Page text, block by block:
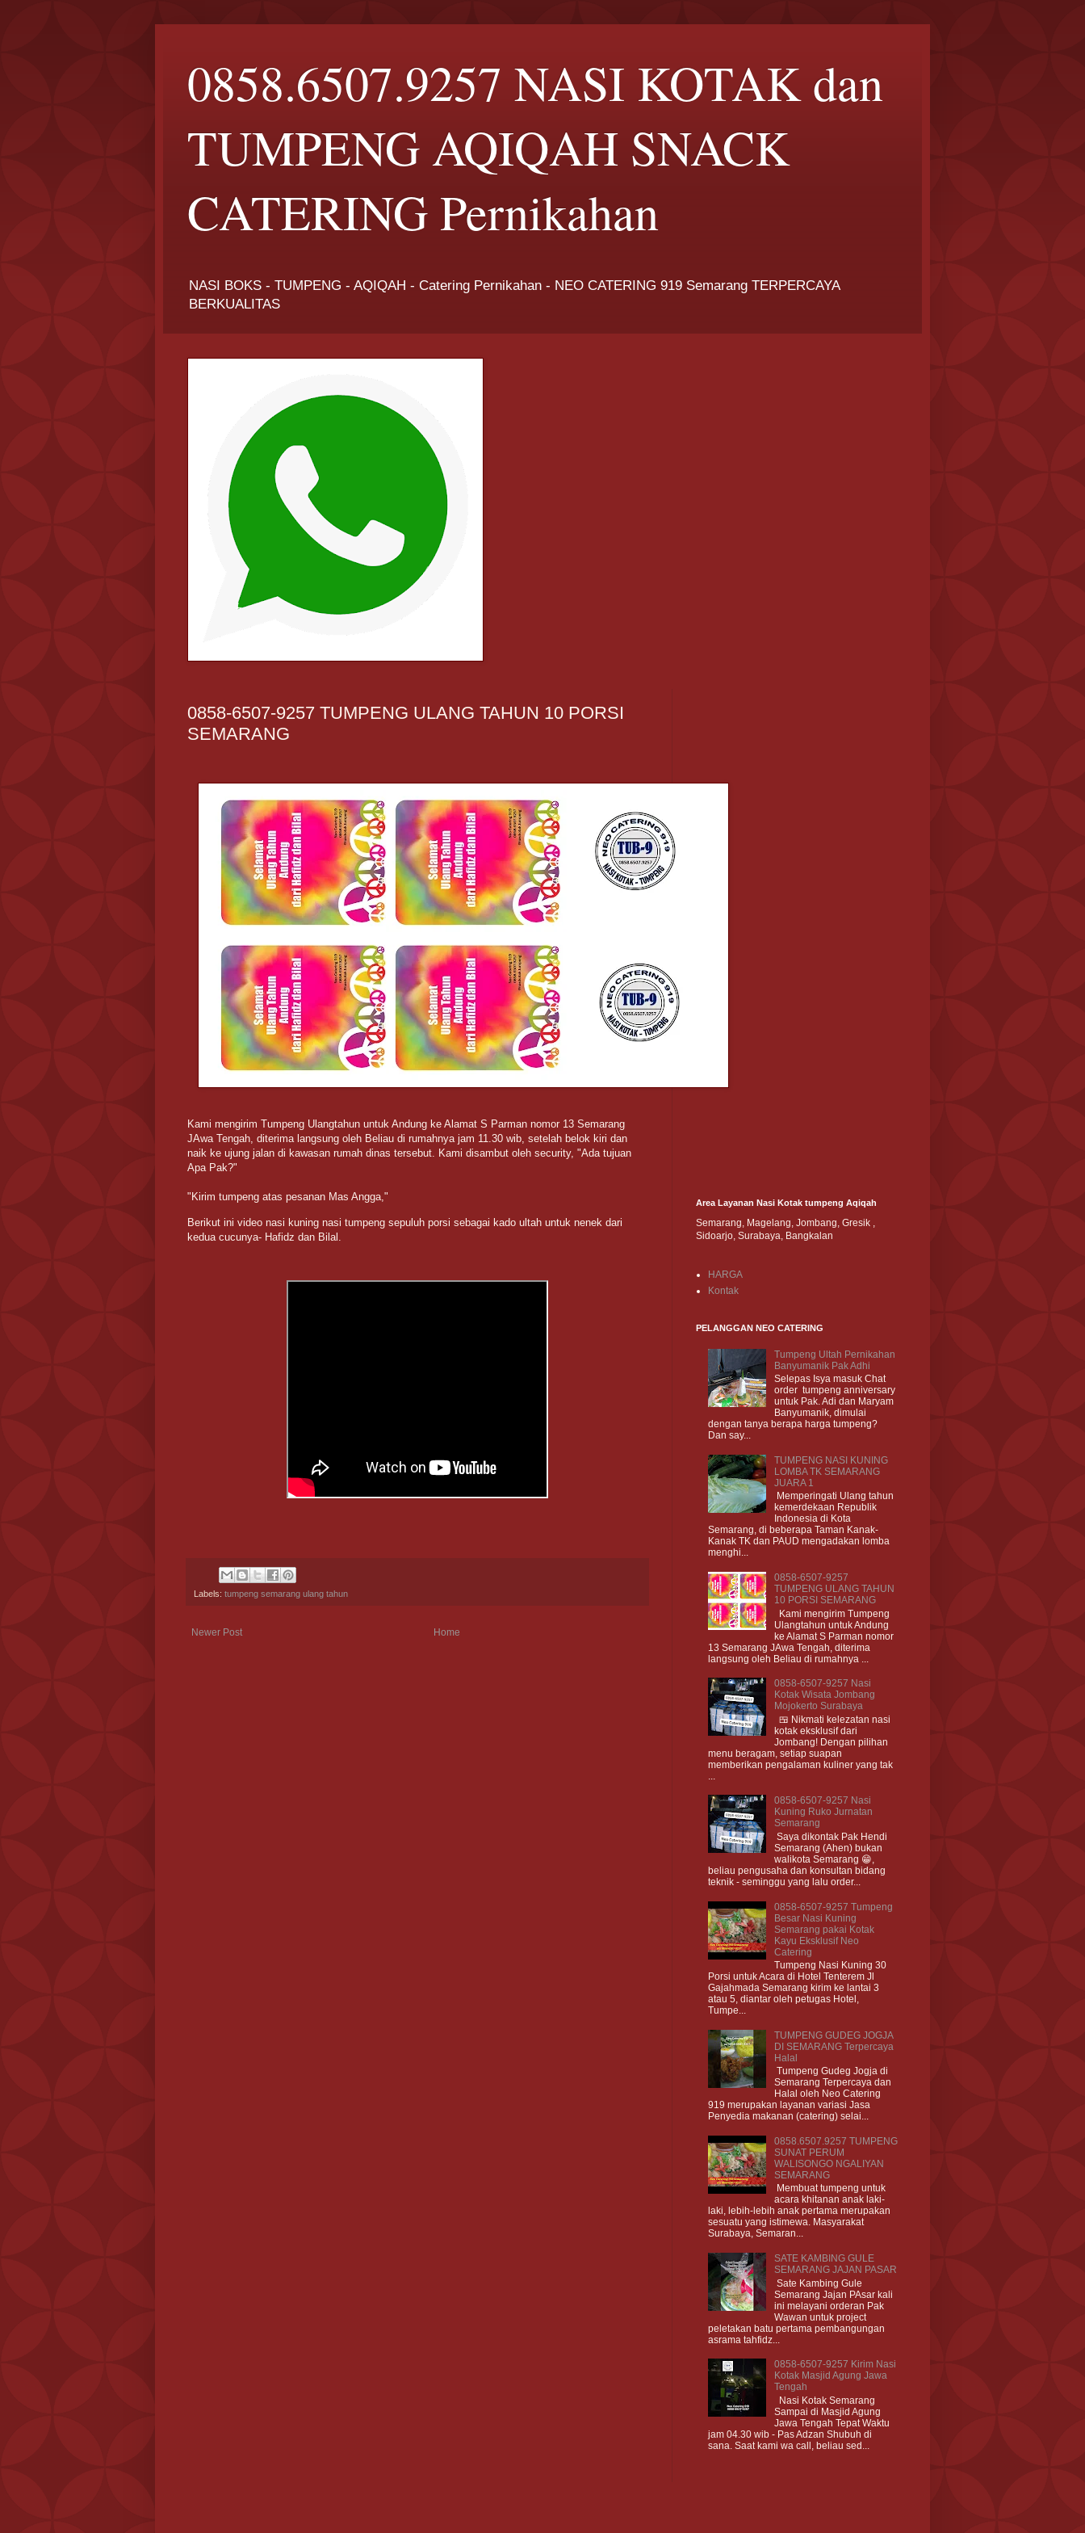
0858.6507.9257 NASI KOTAK dan
TUMPENG AQIQAH SNACK
CATERING Pernikahan
NASI BOKS - TUMPENG - AQIQAH - Catering Pernikahan - NEO CATERING 919 Semarang TERPERCAYA
BERKUALITAS
0858-6507-9257 TUMPENG ULANG TAHUN 10 PORSI
SEMARANG
Kami mengirim Tumpeng Ulangtahun untuk Andung ke Alamat S Parman nomor 13 Semarang
JAwa Tengah, diterima langsung oleh Beliau di rumahnya jam 11.30 wib, setelah belok kiri dan
naik ke ujung jalan di kawasan rumah dinas tersebut. Kami disambut oleh security, "Ada tujuan
Apa Pak?"
"Kirim tumpeng atas pesanan Mas Angga,"
Berikut ini video nasi kuning nasi tumpeng sepuluh porsi sebagai kado ultah untuk nenek dari
kedua cucunya- Hafidz dan Bilal.
Labels: tumpeng semarang ulang tahun
Newer Post Home
Area Layanan Nasi Kotak tumpeng Aqiqah
Semarang, Magelang, Jombang, Gresik ,
Sidoarjo, Surabaya, Bangkalan
HARGA
Kontak
PELANGGAN NEO CATERING
Tumpeng Ultah Pernikahan
Banyumanik Pak Adhi
Selepas Isya masuk Chat
order tumpeng anniversary
untuk Pak. Adi dan Maryam
Banyumanik, dimulai
dengan tanya berapa harga tumpeng?
Dan say...
TUMPENG NASI KUNING
LOMBA TK SEMARANG
JUARA 1
Memperingati Ulang tahun
kemerdekaan Republik
Indonesia di Kota
Semarang, di beberapa Taman Kanak-
Kanak TK dan PAUD mengadakan lomba
menghi...
0858-6507-9257
TUMPENG ULANG TAHUN
10 PORSI SEMARANG
Kami mengirim Tumpeng
Ulangtahun untuk Andung
ke Alamat S Parman nomor
13 Semarang JAwa Tengah, diterima
langsung oleh Beliau di rumahnya ...
0858-6507-9257 Nasi
Kotak Wisata Jombang
Mojokerto Surabaya
🍱 Nikmati kelezatan nasi
kotak eksklusif dari
Jombang! Dengan pilihan
menu beragam, setiap suapan
memberikan pengalaman kuliner yang tak
0858-6507-9257 Nasi
Kuning Ruko Jurnatan
Semarang
Saya dikontak Pak Hendi
Semarang (Ahen) bukan
walikota Semarang 😁,
beliau pengusaha dan konsultan bidang
teknik - seminggu yang lalu order...
0858-6507-9257 Tumpeng
Besar Nasi Kuning
Semarang pakai Kotak
Kayu Eksklusif Neo
Catering
Tumpeng Nasi Kuning 30
Porsi untuk Acara di Hotel Tenterem Jl
Gajahmada Semarang kirim ke lantai 3
atau 5, diantar oleh petugas Hotel,
Tumpe...
TUMPENG GUDEG JOGJA
DI SEMARANG Terpercaya
Halal
Tumpeng Gudeg Jogja di
Semarang Terpercaya dan
Halal oleh Neo Catering
919 merupakan layanan variasi Jasa
Penyedia makanan (catering) selai...
0858.6507.9257 TUMPENG
SUNAT PERUM
WALISONGO NGALIYAN
SEMARANG
Membuat tumpeng untuk
acara khitanan anak laki-
laki, lebih-lebih anak pertama merupakan
sesuatu yang istimewa. Masyarakat
Surabaya, Semaran...
SATE KAMBING GULE
SEMARANG JAJAN PASAR
Sate Kambing Gule
Semarang Jajan PAsar kali
ini melayani orderan Pak
Wawan untuk project
peletakan batu pertama pembangungan
asrama tahfidz...
0858-6507-9257 Kirim Nasi
Kotak Masjid Agung Jawa
Tengah
Nasi Kotak Semarang
Sampai di Masjid Agung
Jawa Tengah Tepat Waktu
jam 04.30 wib - Pas Adzan Shubuh di
sana. Saat kami wa call, beliau sed...